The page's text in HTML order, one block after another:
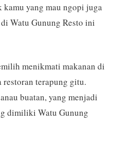
yang mau ngopi juga
Watu Gunung Resto ini
menikmati makanan di
restoran terapung gitu.
buatan, yang menjadi
dimiliki Watu Gunung